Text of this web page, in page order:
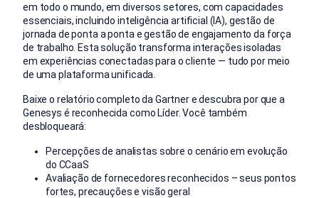
em todo o mundo, em diversos setores, com capacidades
essenciais, incluindo inteligência artificial (IA), gestão de
jornada de ponta a ponta e gestão de engajamento da força
de trabalho. Esta solução transforma interações isoladas
em experiências conectadas para o cliente — tudo por meio
de uma plataforma unificada.
Baixe o relatório completo da Gartner e descubra por que a
Genesys é reconhecida como Líder. Você também
desbloqueará:
Percepções de analistas sobre o cenário em evolução
do CCaaS
Avaliação de fornecedores reconhecidos – seus pontos
fortes, precauções e visão geral